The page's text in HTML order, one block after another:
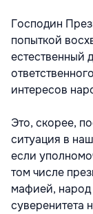
Господин
попыткой
естественный
интересов
Это, скорее,
ситуация в
если
том числе
мафией, народ
суверенитета